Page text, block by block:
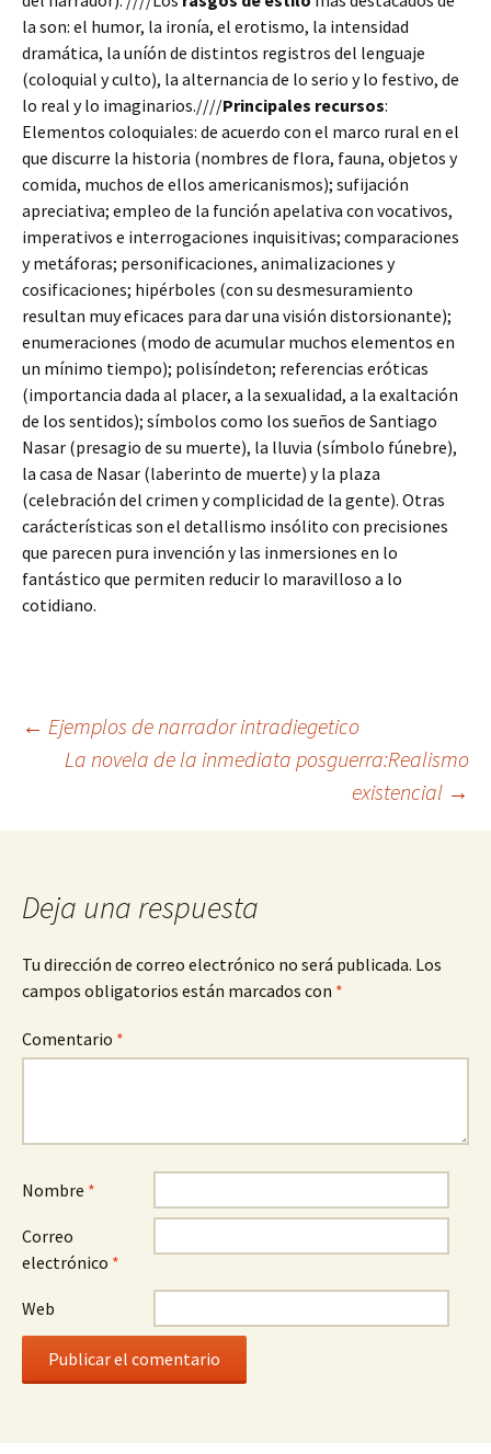
la son: el humor, la ironía, el erotismo, la intensidad
dramática, la uníón de distintos registros del lenguaje
(coloquial y culto), la alternancia de lo serio y lo festivo, de
lo real y lo imaginarios.////Principales recursos:
Elementos coloquiales: de acuerdo con el marco rural en el
que discurre la historia (nombres de flora, fauna, objetos y
comida, muchos de ellos americanismos); sufijación
apreciativa; empleo de la función apelativa con vocativos,
imperativos e interrogaciones inquisitivas; comparaciones
y metáforas; personificaciones, animalizaciones y
cosificaciones; hipérboles (con su desmesuramiento
resultan muy eficaces para dar una visión distorsionante);
enumeraciones (modo de acumular muchos elementos en
un mínimo tiempo); polisíndeton; referencias eróticas
(importancia dada al placer, a la sexualidad, a la exaltación
de los sentidos); símbolos como los sueños de Santiago
Nasar (presagio de su muerte), la lluvia (símbolo fúnebre),
la casa de Nasar (laberinto de muerte) y la plaza
(celebración del crimen y complicidad de la gente). Otras
carácterísticas son el detallismo insólito con precisiones
que parecen pura invención y las inmersiones en lo
fantástico que permiten reducir lo maravilloso a lo
cotidiano.
Navegación
← Ejemplos de narrador intradiegetico
La novela de la inmediata posguerra:Realismo
existencial →
Deja una respuesta
Tu dirección de correo electrónico no será publicada. Los
campos obligatorios están marcados con *
Comentario *
Nombre *
Correo
electrónico *
Web